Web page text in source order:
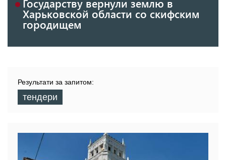
Государству вернули землю в
Харьковской области со скифским
городищем
Результати за запитом:
тендери